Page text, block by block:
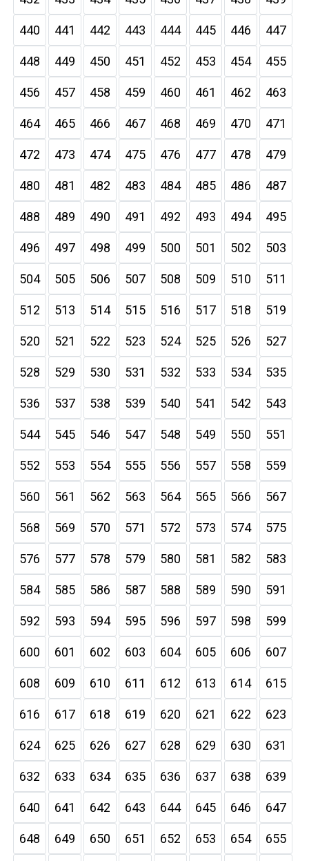
440 441 442 443 444 445 446 447
448 449 450 451 452 453 454 455
456 457 458 459 460 461 462 463
464 465 466 467 468 469 470 471
472 473 474 475 476 477 478 479
480 481 482 483 484 485 486 487
488 489 490 491 492 493 494 495
496 497 498 499 500 501 502 503
504 505 506 507 508 509 510 511
512 513 514 515 516 517 518 519
520 521 522 523 524 525 526 527
528 529 530 531 532 533 534 535
536 537 538 539 540 541 542 543
544 545 546 547 548 549 550 551
552 553 554 555 556 557 558 559
560 561 562 563 564 565 566 567
568 569 570 571 572 573 574 575
576 577 578 579 580 581 582 583
584 585 586 587 588 589 590 591
592 593 594 595 596 597 598 599
600 601 602 603 604 605 606 607
608 609 610 611 612 613 614 615
616 617 618 619 620 621 622 623
624 625 626 627 628 629 630 631
632 633 634 635 636 637 638 639
640 641 642 643 644 645 646 647
648 649 650 651 652 653 654 655